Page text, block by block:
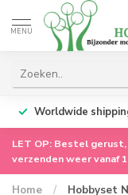
MENU
Worldwide
LET OP: Bestel
verzenden weer vanaf
Home / Hobbyset